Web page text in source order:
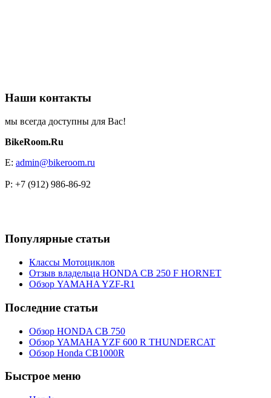
Наши контакты
мы всегда доступны для Вас!
BikeRoom.Ru
E: admin@bikeroom.ru
P: +7 (912) 986-86-92
Популярные статьи
Классы Мотоциклов
Отзыв владельца HONDA CB 250 F HORNET
Обзор YAMAHA YZF-R1
Последние статьи
Обзор HONDA CB 750
Обзор YAMAHA YZF 600 R THUNDERCAT
Обзор Honda CB1000R
Быстрое меню